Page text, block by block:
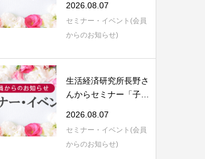
2026.08.07
セミナー・イベント(会員
からのお知らせ)
生活経済研究所長野さ
んからセミナー「子育
2026.08.07
セミナー・イベント(会員
からのお知らせ)